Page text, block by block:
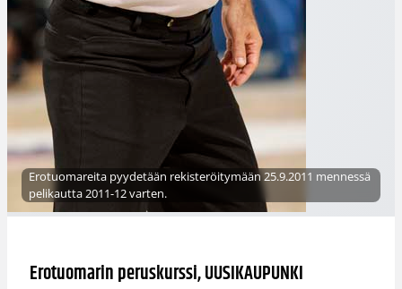
Erotuomareita pyydetään rekisteröitymään 25.9.2011 mennessä
pelikautta 2011-12 varten.
Erotuomarin peruskurssi, UUSIKAUPUNKI